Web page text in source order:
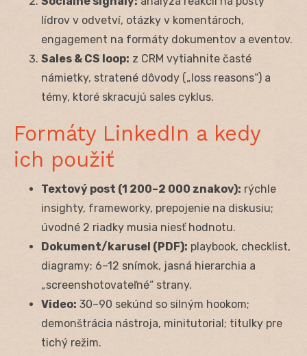
lídrov v odvetví, otázky v komentároch,
engagement na formáty dokumentov a eventov.
Sales & CS loop: z CRM vytiahnite časté
námietky, stratené dôvody („loss reasons“) a
témy, ktoré skracujú sales cyklus.
Formáty LinkedIn a kedy
ich použiť
Textový post (1 200–2 000 znakov): rýchle
insighty, frameworky, prepojenie na diskusiu;
úvodné 2 riadky musia niesť hodnotu.
Dokument/karusel (PDF): playbook, checklist,
diagramy; 6–12 snímok, jasná hierarchia a
„screenshotovateľné“ strany.
Video: 30–90 sekúnd so silným hookom;
demonštrácia nástroja, minitutorial; titulky pre
tichý režim.